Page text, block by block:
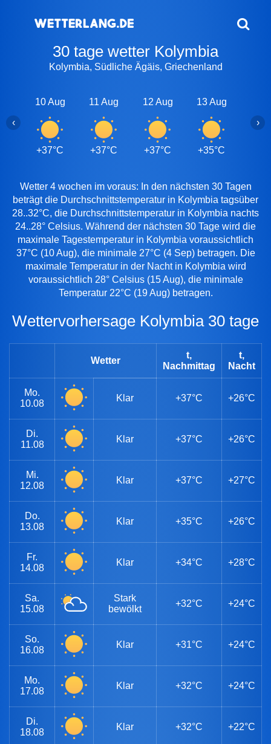
30 tage wetter Kolymbia
Kolymbia, Südliche Ägäis, Griechenland
10 Aug
+37°C
11 Aug
+37°C
12 Aug
+37°C
13 Aug
+35°C
‹ ›
Wetter 4 wochen im voraus: In den nächsten 30 Tagen
beträgt die Durchschnittstemperatur in Kolymbia tagsüber
28..32°C, die Durchschnittstemperatur in Kolymbia nachts
24..28° Celsius. Während der nächsten 30 Tage wird die
maximale Tagestemperatur in Kolymbia voraussichtlich
37°C (10 Aug), die minimale 27°C (4 Sep) betragen. Die
maximale Temperatur in der Nacht in Kolymbia wird
voraussichtlich 28° Celsius (15 Aug), die minimale
Temperatur 22°C (19 Aug) betragen.
Wettervorhersage Kolymbia 30 tage
Wetter
t,
Nachmittag
t,
Nacht
Mo.
10.08
Klar +37°C +26°C
Di.
11.08
Klar +37°C +26°C
Mi.
12.08
Klar +37°C +27°C
Do.
13.08
Klar +35°C +26°C
Fr.
14.08
Klar +34°C +28°C
Sa.
15.08
Stark
bewölkt
+32°C +24°C
So.
16.08
Klar +31°C +24°C
Mo.
17.08
Klar +32°C +24°C
Di.
18.08
Klar +32°C +22°C